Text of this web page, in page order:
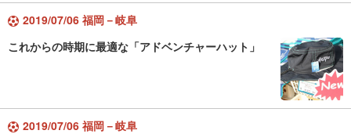
2019/07/06 福岡－岐阜
これからの時期に最適な「アドベンチャーハット」
2019/07/06 福岡－岐阜